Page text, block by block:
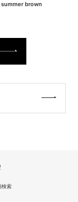
summer brown
検索